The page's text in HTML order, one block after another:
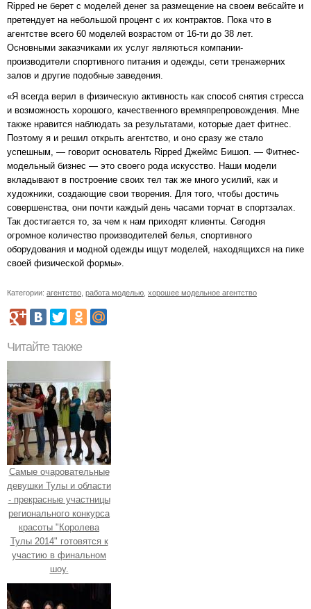
Ripped не берет с моделей денег за размещение на своем вебсайте и
претендует на небольшой процент с их контрактов. Пока что в
агентстве всего 60 моделей возрастом от 16-ти до 38 лет.
Основными заказчиками их услуг являються компании-
производители спортивного питания и одежды, сети тренажерних
залов и другие подобные заведения.
«Я всегда верил в физическую активность как способ снятия стресса
и возможность хорошого, качественного времяпрепровождения. Мне
также нравится наблюдать за результатами, которые дает фитнес.
Поэтому я и решил открыть агентство, и оно сразу же стало
успешным, — говорит основатель Ripped Джеймс Бишоп. — Фитнес-
модельный бизнес — это своего рода искусство. Наши модели
вкладывают в построение своих тел так же много усилий, как и
художники, создающие свои творения. Для того, чтобы достичь
совершенства, они почти каждый день часами торчат в спортзалах.
Так достигается то, за чем к нам приходят клиенты. Сегодня
огромное количество производителей белья, спортивного
оборудования и модной одежды ищут моделей, находящихся на пике
своей физической формы».
Категории: агентство работа моделью хорошее модельное агентство
Читайте также
Самые очаровательные
девушки Тулы и области
- прекрасные участницы
регионального конкурса
красоты "Королева
Тулы 2014" готовятся к
участию в финальном
шоу.